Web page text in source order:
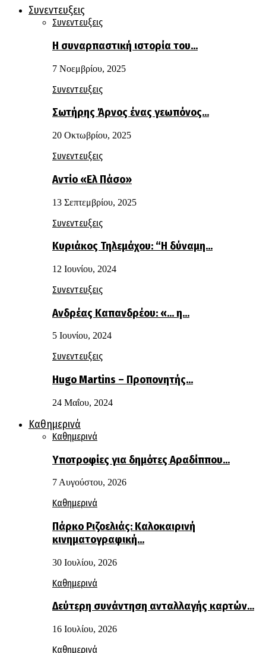
Συνεντευξεις
Συνεντευξεις
Η συναρπαστική ιστορία του…
7 Νοεμβρίου, 2025
Συνεντευξεις
Σωτήρης Άρνος ένας γεωπόνος…
20 Οκτωβρίου, 2025
Συνεντευξεις
Αντίο «Ελ Πάσο»
13 Σεπτεμβρίου, 2025
Συνεντευξεις
Κυριάκος Τηλεμάχου: “Η δύναμη…
12 Ιουνίου, 2024
Συνεντευξεις
Ανδρέας Καπανδρέου: «… η…
5 Ιουνίου, 2024
Συνεντευξεις
Hugo Martins – Προπονητής…
24 Μαΐου, 2024
Καθημερινά
Καθημερινά
Υποτροφίες για δημότες Αραδίππου…
7 Αυγούστου, 2026
Καθημερινά
Πάρκο Ριζοελιάς: Καλοκαιρινή
κινηματογραφική…
30 Ιουλίου, 2026
Καθημερινά
Δεύτερη συνάντηση ανταλλαγής καρτών…
16 Ιουλίου, 2026
Καθημερινά